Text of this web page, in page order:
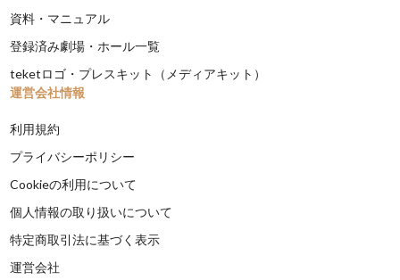
資料・マニュアル
登録済み劇場・ホール一覧
teketロゴ・プレスキット（メディアキット）
運営会社情報
利用規約
プライバシーポリシー
Cookieの利用について
個人情報の取り扱いについて
特定商取引法に基づく表示
運営会社